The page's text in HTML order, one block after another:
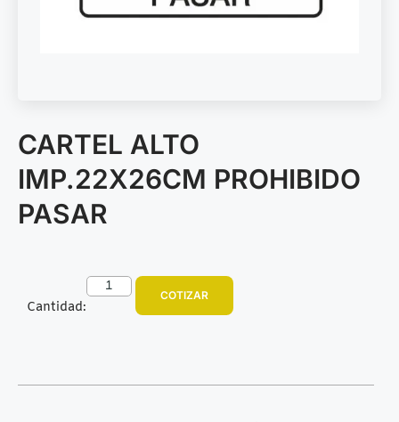
CARTEL ALTO
IMP.22X26CM PROHIBIDO
PASAR
Cantidad:
COTIZAR